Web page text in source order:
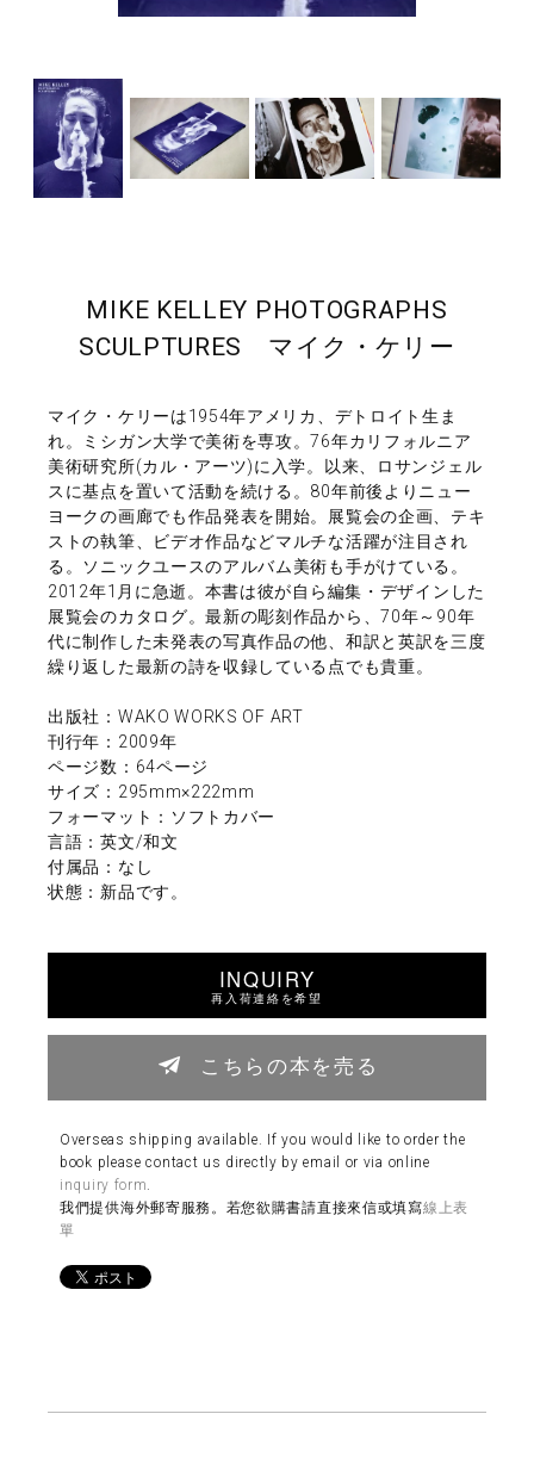
MIKE KELLEY PHOTOGRAPHS
SCULPTURES マイク・ケリー
マイク・ケリーは1954年アメリカ、デトロイト生ま
れ。ミシガン大学で美術を専攻。76年カリフォルニア
美術研究所(カル・アーツ)に入学。以来、ロサンジェル
スに基点を置いて活動を続ける。80年前後よりニュー
ヨークの画廊でも作品発表を開始。展覧会の企画、テキ
ストの執筆、ビデオ作品などマルチな活躍が注目され
る。ソニックユースのアルバム美術も手がけている。
2012年1月に急逝。本書は彼が自ら編集・デザインした
展覧会のカタログ。最新の彫刻作品から、70年～90年
代に制作した未発表の写真作品の他、和訳と英訳を三度
繰り返した最新の詩を収録している点でも貴重。
出版社：WAKO WORKS OF ART
刊行年：2009年
ページ数：64ページ
サイズ：295mm×222mm
フォーマット：ソフトカバー
言語：英文/和文
付属品：なし
状態：新品です。
INQUIRY
再入荷連絡を希望
こちらの本を売る
Overseas shipping available. If you would like to order the
book please contact us directly by email or via online
inquiry form
我們提供海外郵寄服務。若您欲購書請直接來信或填寫線上表
單